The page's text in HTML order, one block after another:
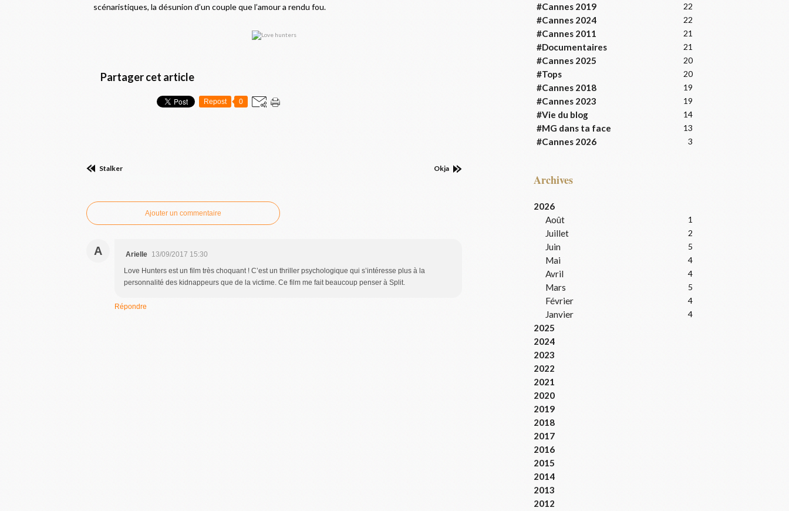
scénaristiques, la désunion d’un couple que l’amour a rendu fou.
Partager cet article
Repost 0
Stalker Okja
Ajouter un commentaire
A Arielle 13/09/2017 15:30
Love Hunters est un film très choquant ! C’est un thriller psychologique qui s’intéresse plus à la
personnalité des kidnappeurs que de la victime. Ce film me fait beaucoup penser à Split.
Répondre
#Cannes 2019 22
#Cannes 2024 22
#Cannes 2011 21
#Documentaires 21
#Cannes 2025 20
#Tops 20
#Cannes 2018 19
#Cannes 2023 19
#Vie du blog 14
#MG dans ta face 13
#Cannes 2026 3
Archives
2026
Août
1
Juillet 2
Juin 5
Mai 4
Avril 4
Mars 5
Février 4
Janvier 4
2025
2024
2023
2022
2021
2020
2019
2018
2017
2016
2015
2014
2013
2012